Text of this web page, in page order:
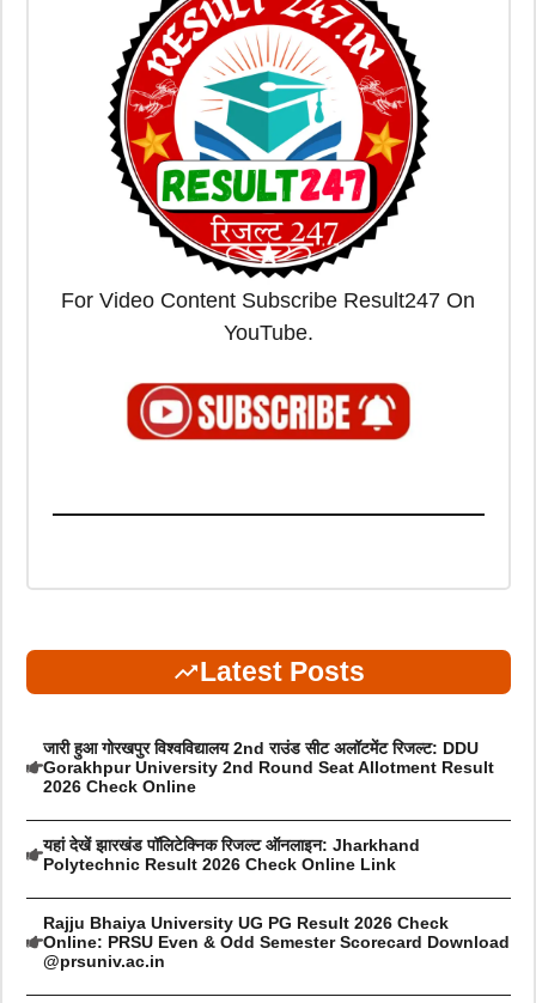
For Video Content Subscribe Result247 On
YouTube.
Latest Posts
जारी हुआ गोरखपुर विश्वविद्यालय 2nd राउंड सीट अलॉटमेंट रिजल्ट: DDU
Gorakhpur University 2nd Round Seat Allotment Result
2026 Check Online
यहां देखें झारखंड पॉलिटेक्निक रिजल्ट ऑनलाइन: Jharkhand
Polytechnic Result 2026 Check Online Link
Rajju Bhaiya University UG PG Result 2026 Check
Online: PRSU Even & Odd Semester Scorecard Download
@prsuniv.ac.in